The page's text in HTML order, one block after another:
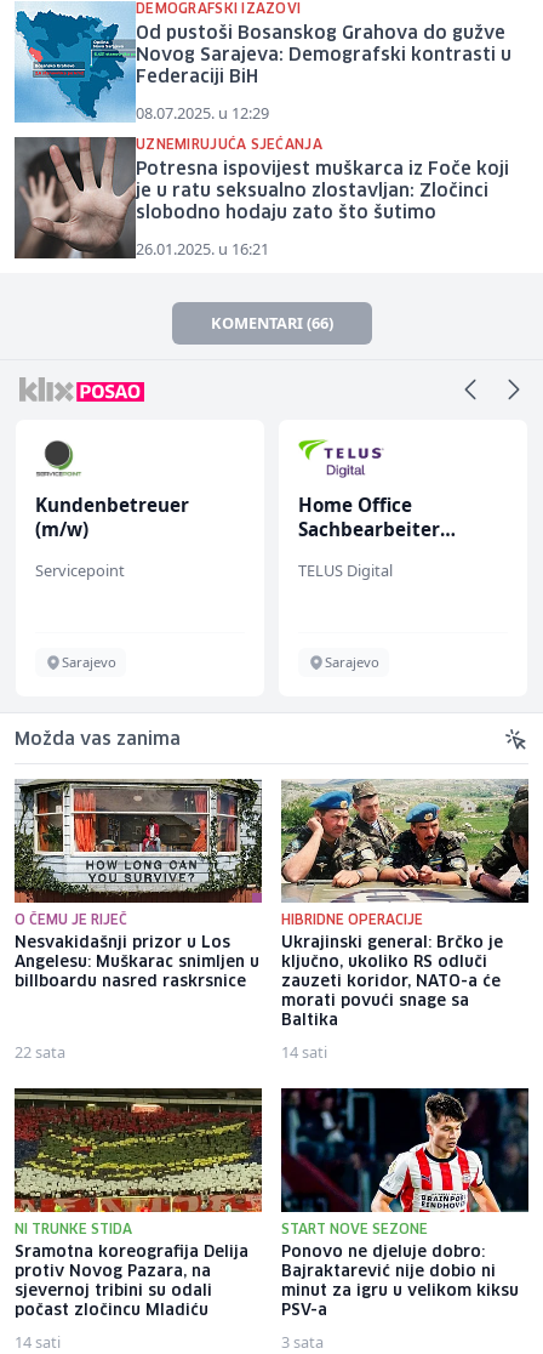
DEMOGRAFSKI IZAZOVI
Od pustoši Bosanskog Grahova do gužve
Novog Sarajeva: Demografski kontrasti u
Federaciji BiH
08.07.2025. u 12:29
UZNEMIRUJUĆA SJEĆANJA
Potresna ispovijest muškarca iz Foče koji
je u ratu seksualno zlostavljan: Zločinci
slobodno hodaju zato što šutimo
26.01.2025. u 16:21
KOMENTARI (66)
Kundenbetreuer
(m/w)
Servicepoint
Sarajevo
Home Office
Sachbearbeiter
bekannten deutschen
TELUS Digital
Sarajevo
Možda vas zanima
O ČEMU JE RIJEČ
Nesvakidašnji prizor u Los
Angelesu: Muškarac snimljen u
billboardu nasred raskrsnice
22 sata
HIBRIDNE OPERACIJE
Ukrajinski general: Brčko je
ključno, ukoliko RS odluči
zauzeti koridor, NATO-a će
morati povući snage sa
Baltika
14 sati
NI TRUNKE STIDA
Sramotna koreografija Delija
protiv Novog Pazara, na
sjevernoj tribini su odali
počast zločincu Mladiću
14 sati
START NOVE SEZONE
Ponovo ne djeluje dobro:
Bajraktarević nije dobio ni
minut za igru u velikom kiksu
PSV-a
3 sata